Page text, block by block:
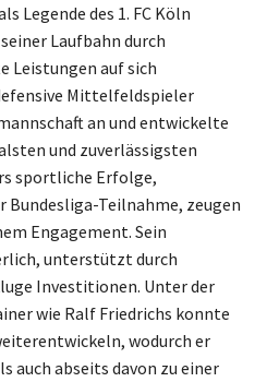
Legende des 1. FC Köln
Laufbahn durch
Leistungen auf sich
Mittelfeldspieler
an und entwickelte
und zuverlässigsten
sportliche Erfolge,
Bundesliga-Teilnahme, zeugen
Engagement. Sein
unterstützt durch
Investitionen. Unter der
wie Ralf Friedrichs konnte
wodurch er
auch abseits davon zu einer